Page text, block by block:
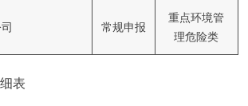
常规申报
重点环境管
理危险类
表